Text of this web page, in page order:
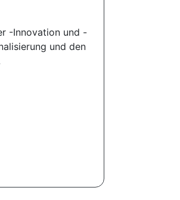
-Innovation und -
und den